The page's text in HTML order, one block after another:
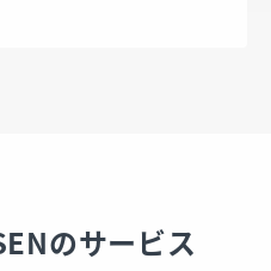
のサービス